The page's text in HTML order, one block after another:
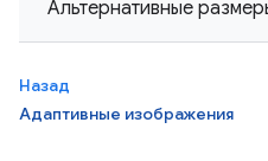
Альтернативные
Назад
Адаптивные изображения